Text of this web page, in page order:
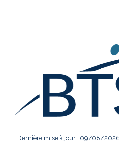
Dernière mise à jour : 09/08/2026